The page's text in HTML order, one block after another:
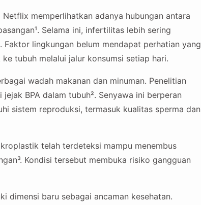
memperlihatkan adanya hubungan antara
Selama ini, infertilitas lebih sering
lingkungan belum mendapat perhatian yang
tubuh melalui jalur konsumsi setiap hari.
wadah makanan dan minuman. Penelitian
BPA dalam tubuh². Senyawa ini berperan
sistem reproduksi, termasuk kualitas sperma dan
telah terdeteksi mampu menembus
Kondisi tersebut membuka risiko gangguan
dimensi baru sebagai ancaman kesehatan.